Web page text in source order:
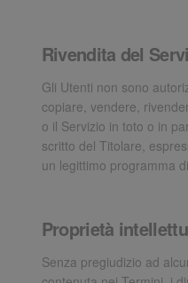
Rivendita del
Gli Utenti non sono
copiare, vendere,
o il Servizio in toto o in
scritto del Titolare,
un legittimo programma
Proprietà
Senza pregiudizio ad